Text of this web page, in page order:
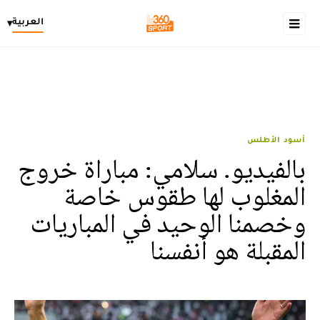
العربية▾
أسود الأطلس
بالفيديو. سلامي: مباراة خروج
المغلوب لها طقوس خاصة
وخصمنا الوحيد في المباريات
المقبلة هو أنفسنا